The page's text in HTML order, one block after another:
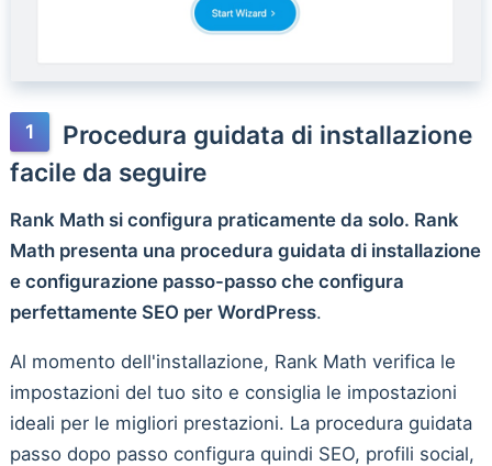
Procedura guidata di installazione
facile da seguire
Rank Math si configura praticamente da solo. Rank
Math presenta una procedura guidata di installazione
e configurazione passo-passo che configura
perfettamente SEO per WordPress.
Al momento dell'installazione, Rank Math verifica le
impostazioni del tuo sito e consiglia le impostazioni
ideali per le migliori prestazioni. La procedura guidata
passo dopo passo configura quindi SEO, profili social,